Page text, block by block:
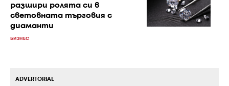
разшири ролята си в
световната търговия с
диаманти
БИЗНЕС
ADVERTORIAL